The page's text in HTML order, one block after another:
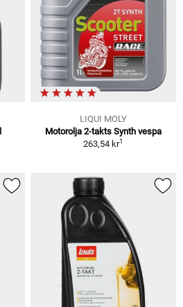
LIQUI MOLY
Motorolja 2-takts Synth vespa
263,54 kr1